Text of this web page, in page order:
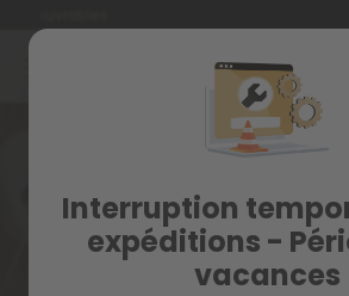
Interruption
expéditions -
vacances
Allez
Abonne-toi à la
des avantages